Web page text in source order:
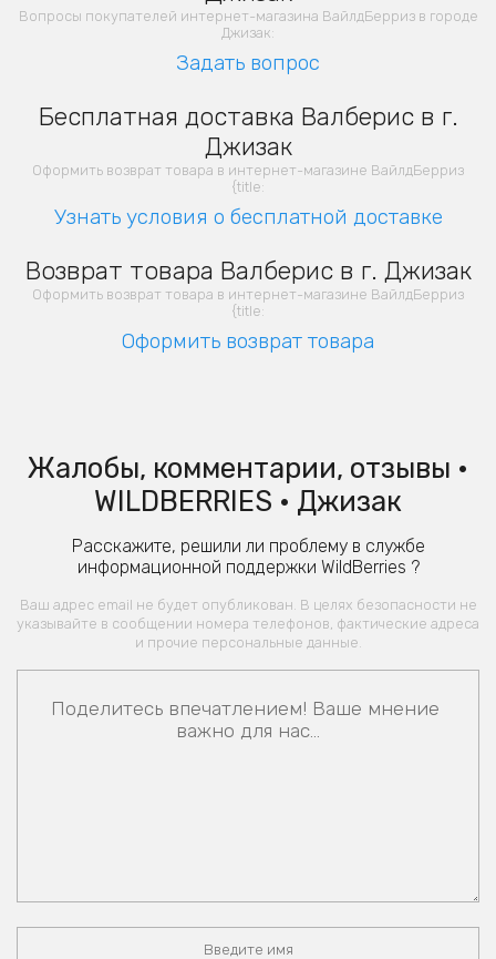
Вопросы покупателей интернет-магазина ВайлдБерриз в городе
Джизак:
Задать вопрос
Бесплатная доставка Валберис в г.
Джизак
Оформить возврат товара в интернет-магазине ВайлдБерриз
{title:
Узнать условия о бесплатной доставке
Возврат товара Валберис в г. Джизак
Оформить возврат товара в интернет-магазине ВайлдБерриз
{title:
Оформить возврат товара
Жалобы, комментарии, отзывы •
WILDBERRIES • Джизак
Расскажите, решили ли проблему в службе
информационной поддержки WildBerries ?
Ваш адрес email не будет опубликован. В целях безопасности не
указывайте в сообщении номера телефонов, фактические адреса
и прочие персональные данные.